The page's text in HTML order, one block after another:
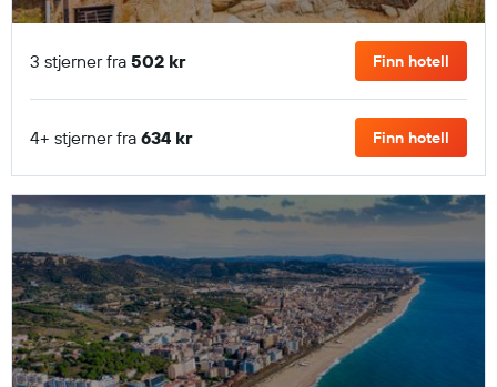
3 stjerner fra 502 kr Finn hotell
4+ stjerner fra 634 kr Finn hotell